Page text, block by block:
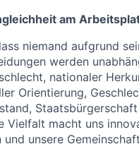
am
niemand aufgrund
werden
nationaler
Orientierung,
Vielfalt macht uns
und unsere